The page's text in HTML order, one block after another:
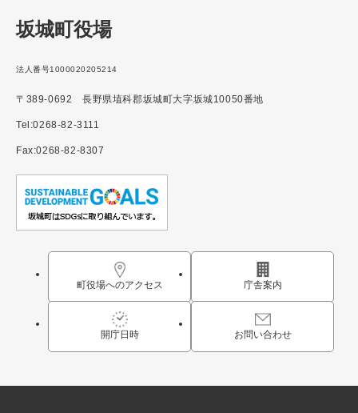
坂城町役場
法人番号1000020205214
〒389-0692 長野県埴科郡坂城町大字坂城10050番地
Tel:0268-82-3111
Fax:0268-82-8307
町役場へのアクセス 庁舎案内
開庁日時 お問い合わせ